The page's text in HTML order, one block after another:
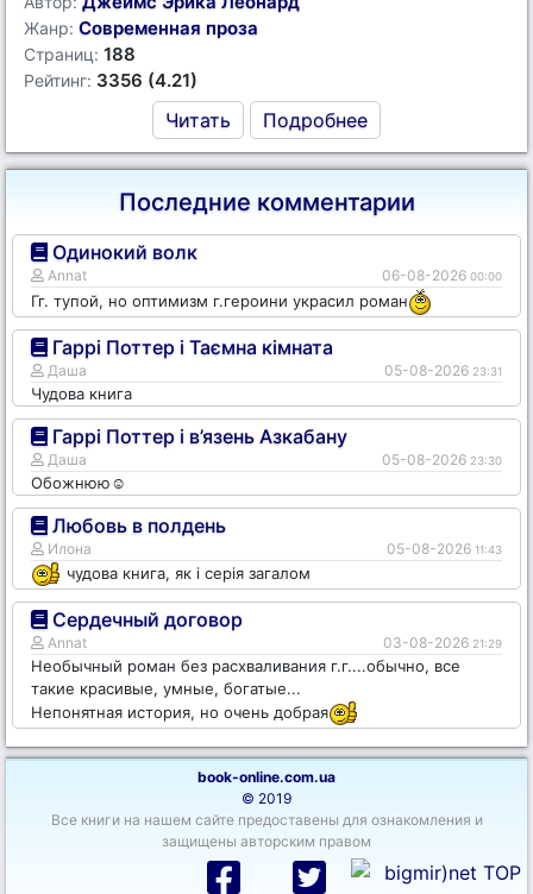
Жанр: Современная проза
Страниц: 188
Рейтинг: 3356 (4.21)
Читать Подробнее
Последние комментарии
Одинокий волк
Annat 06-08-2026 00:00
Гг. тупой, но оптимизм г.героини украсил роман
Гаррі Поттер і Таємна кімната
Даша 05-08-2026 23:31
Чудова книга
Гаррі Поттер і в’язень Азкабану
Даша 05-08-2026 23:30
Обожнюю☺️
Любовь в полдень
Илона 05-08-2026 11:43
чудова книга, як і серія загалом
Сердечный договор
Annat 03-08-2026 21:29
Необычный роман без расхваливания г.г....обычно, все
такие красивые, умные, богатые...
Непонятная история, но очень добрая
book-online.com.ua
© 2019
Все книги на нашем сайте предоставены для ознакомления и
защищены авторским правом